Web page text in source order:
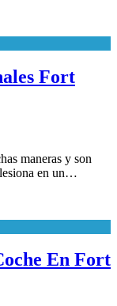
Fort
maneras y son
en un…
En Fort